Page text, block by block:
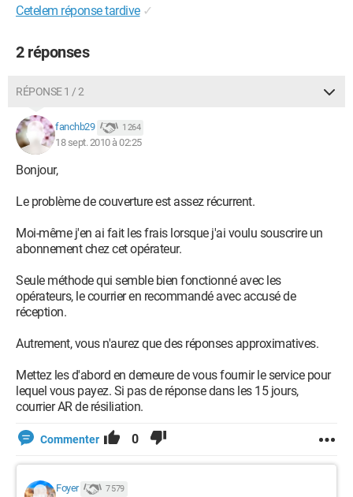
Cetelem réponse tardive ✓
2 réponses
RÉPONSE 1 / 2
fanchb29 1 264
18 sept. 2010 à 02:25
Bonjour,
Le problème de couverture est assez récurrent.
Moi-même j'en ai fait les frais lorsque j'ai voulu souscrire un
abonnement chez cet opérateur.
Seule méthode qui semble bien fonctionné avec les
opérateurs, le courrier en recommandé avec accusé de
réception.
Autrement, vous n'aurez que des réponses approximatives.
Mettez les d'abord en demeure de vous fournir le service pour
lequel vous payez. Si pas de réponse dans les 15 jours,
courrier AR de résiliation.
Commenter 0
Foyer 7 579